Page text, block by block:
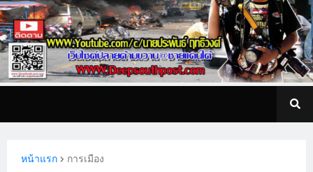
หน้าแรก การเมือง